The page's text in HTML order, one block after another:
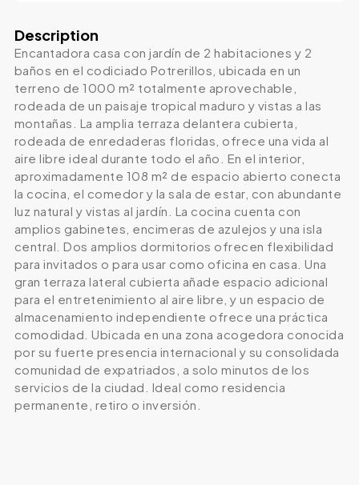
Description
Encantadora casa con jardín de 2 habitaciones y 2
baños en el codiciado Potrerillos, ubicada en un
terreno de 1000 m² totalmente aprovechable,
rodeada de un paisaje tropical maduro y vistas a las
montañas. La amplia terraza delantera cubierta,
rodeada de enredaderas floridas, ofrece una vida al
aire libre ideal durante todo el año. En el interior,
aproximadamente 108 m² de espacio abierto conecta
la cocina, el comedor y la sala de estar, con abundante
luz natural y vistas al jardín. La cocina cuenta con
amplios gabinetes, encimeras de azulejos y una isla
central. Dos amplios dormitorios ofrecen flexibilidad
para invitados o para usar como oficina en casa. Una
gran terraza lateral cubierta añade espacio adicional
para el entretenimiento al aire libre, y un espacio de
almacenamiento independiente ofrece una práctica
comodidad. Ubicada en una zona acogedora conocida
por su fuerte presencia internacional y su consolidada
comunidad de expatriados, a solo minutos de los
servicios de la ciudad. Ideal como residencia
permanente, retiro o inversión.